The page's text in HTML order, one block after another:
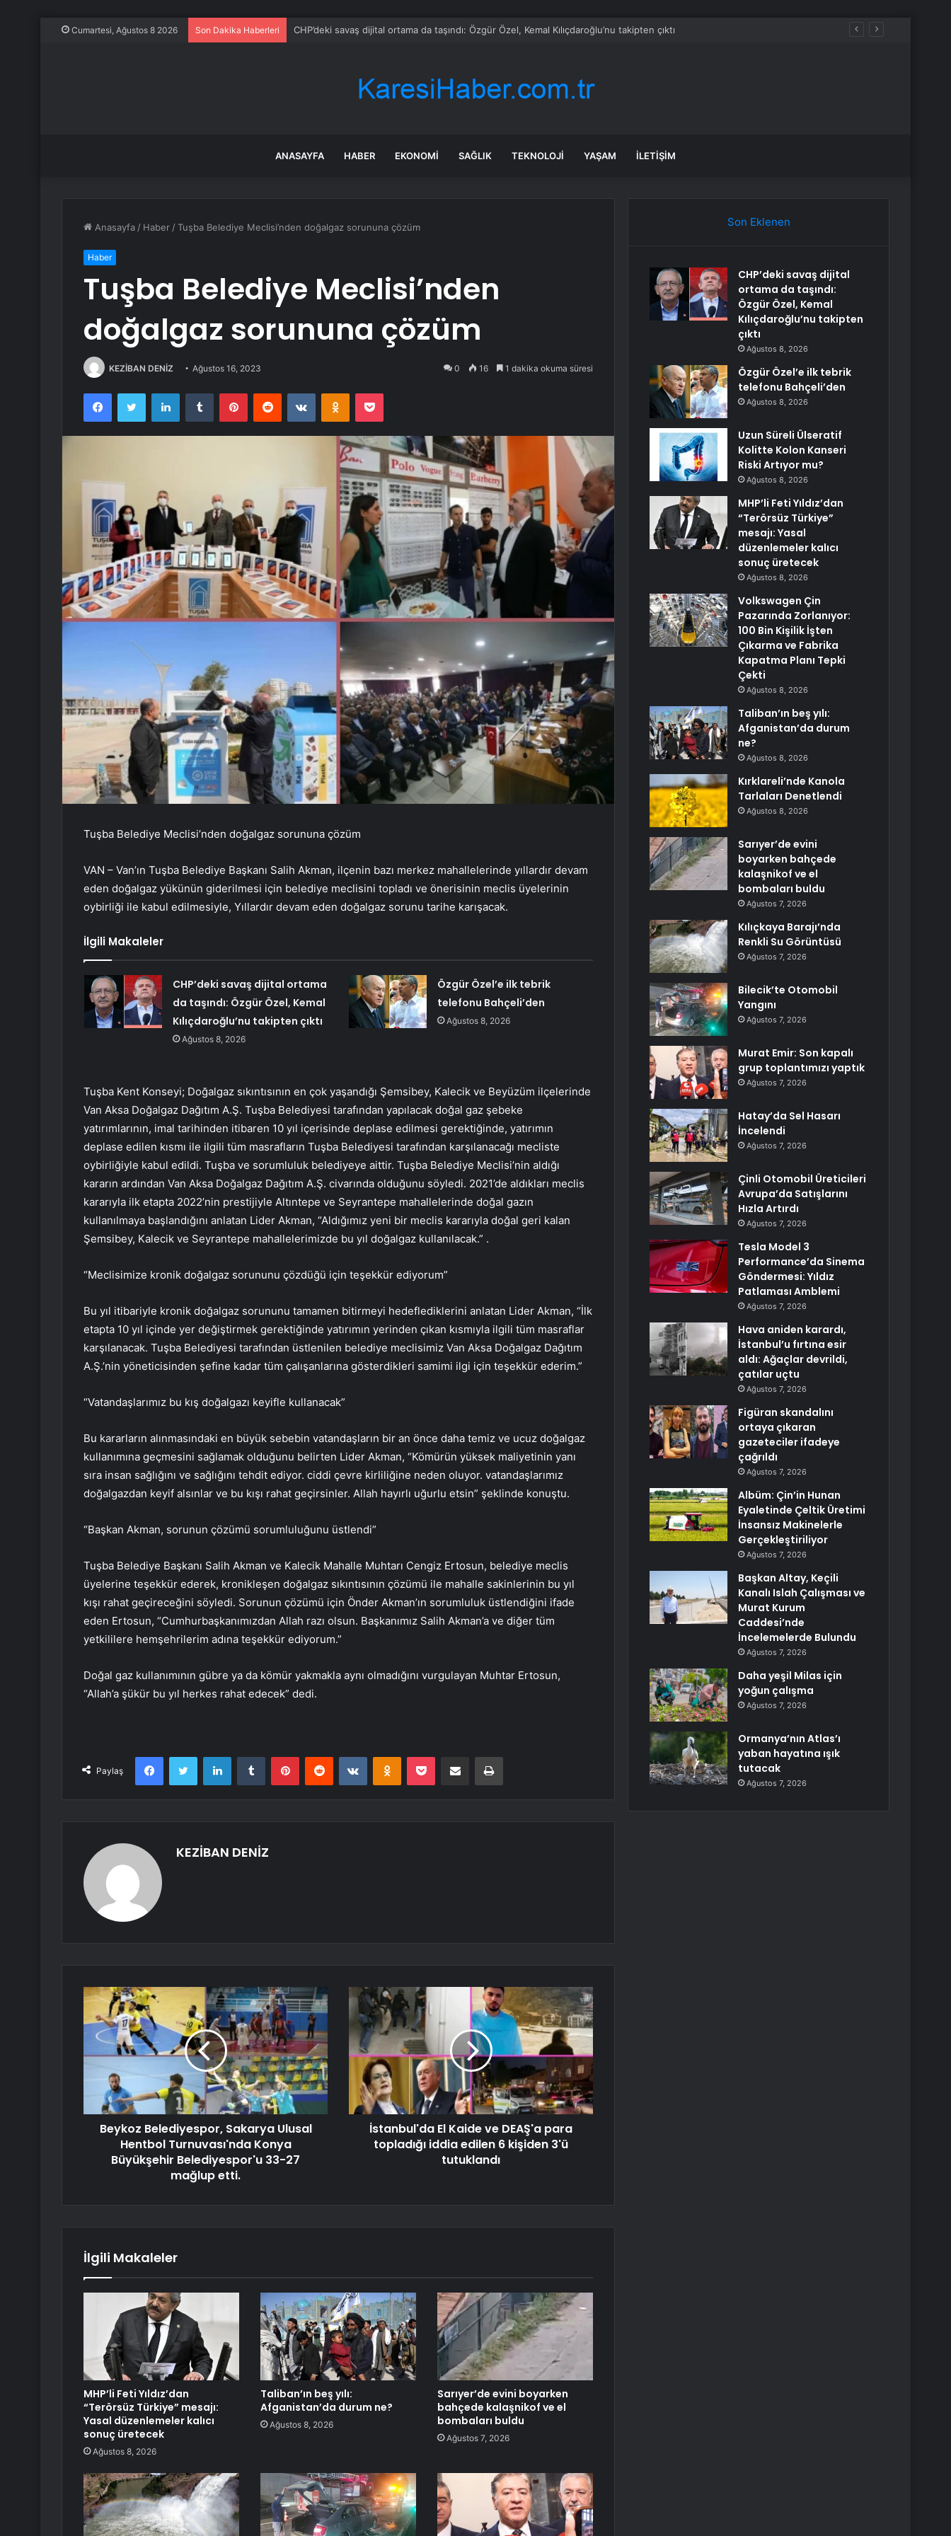
Cumartesi, Ağustos 8 2026 Son Dakika Haberleri Özgür Özel’e ilk tebrik telefonu Bahçeli’den
ANASAYFA HABER EKONOMI SAĞLIK TEKNOLOJI YAŞAM İLETIŞIM
Anasayfa / Haber /Tuşba Belediye Meclisi’nden doğalgaz sorununa çözüm
Haber
Tuşba Belediye Meclisi’nden
doğalgaz sorununa çözüm
KEZİBAN DENİZ Ağustos 16, 2023 0 16 1 dakika okuma süresi
FacebookTwitter LinkedInTumblr PinterestReddit VKontakteOdnoklassniki
Pocket
Tuşba Belediye Meclisi’nden doğalgaz sorununa çözüm
VAN – Van’ın Tuşba Belediye Başkanı Salih Akman, ilçenin bazı merkez mahallelerinde yıllardır devam
eden doğalgaz yükünün giderilmesi için belediye meclisini topladı ve önerisinin meclis üyelerinin
oybirliği ile kabul edilmesiyle, Yıllardır devam eden doğalgaz sorunu tarihe karışacak.
İlgili Makaleler
CHP’deki savaş dijital ortama
da taşındı: Özgür Özel, Kemal
Kılıçdaroğlu’nu takipten çıktı
Ağustos 8, 2026
Özgür Özel’e ilk tebrik
telefonu Bahçeli’den
Ağustos 8, 2026
Tuşba Kent Konseyi; Doğalgaz sıkıntısının en çok yaşandığı Şemsibey, Kalecik ve Beyüzüm ilçelerinde
Van Aksa Doğalgaz Dağıtım A.Ş. Tuşba Belediyesi tarafından yapılacak doğal gaz şebeke
yatırımlarının, imal tarihinden itibaren 10 yıl içerisinde deplase edilmesi gerektiğinde, yatırımın
deplase edilen kısmı ile ilgili tüm masrafların Tuşba Belediyesi tarafından karşılanacağı mecliste
oybirliğiyle kabul edildi. Tuşba ve sorumluluk belediyeye aittir. Tuşba Belediye Meclisi’nin aldığı
kararın ardından Van Aksa Doğalgaz Dağıtım A.Ş. civarında olduğunu söyledi. 2021’de aldıkları meclis
kararıyla ilk etapta 2022’nin prestijiyle Altıntepe ve Seyrantepe mahallelerinde doğal gazın
kullanılmaya başlandığını anlatan Lider Akman, “Aldığımız yeni bir meclis kararıyla doğal geri kalan
Şemsibey, Kalecik ve Seyrantepe mahallelerimizde bu yıl doğalgaz kullanılacak.” .
“Meclisimize kronik doğalgaz sorununu çözdüğü için teşekkür ediyorum”
Bu yıl itibariyle kronik doğalgaz sorununu tamamen bitirmeyi hedeflediklerini anlatan Lider Akman, “İlk
etapta 10 yıl içinde yer değiştirmek gerektiğinde yatırımın yerinden çıkan kısmıyla ilgili tüm masraflar
karşılanacak. Tuşba Belediyesi tarafından üstlenilen belediye meclisimiz Van Aksa Doğalgaz Dağıtım
A.Ş.’nin yöneticisinden şefine kadar tüm çalışanlarına gösterdikleri samimi ilgi için teşekkür ederim.”
“Vatandaşlarımız bu kış doğalgazı keyifle kullanacak”
Bu kararların alınmasındaki en büyük sebebin vatandaşların bir an önce daha temiz ve ucuz doğalgaz
kullanımına geçmesini sağlamak olduğunu belirten Lider Akman, “Kömürün yüksek maliyetinin yanı
sıra insan sağlığını ve sağlığını tehdit ediyor. ciddi çevre kirliliğine neden oluyor. vatandaşlarımız
doğalgazdan keyif alsınlar ve bu kışı rahat geçirsinler. Allah hayırlı uğurlu etsin” şeklinde konuştu.
“Başkan Akman, sorunun çözümü sorumluluğunu üstlendi”
Tuşba Belediye Başkanı Salih Akman ve Kalecik Mahalle Muhtarı Cengiz Ertosun, belediye meclis
üyelerine teşekkür ederek, kronikleşen doğalgaz sıkıntısının çözümü ile mahalle sakinlerinin bu yıl
kışı rahat geçireceğini söyledi. Sorunun çözümü için Önder Akman’ın sorumluluk üstlendiğini ifade
eden Ertosun, “Cumhurbaşkanımızdan Allah razı olsun. Başkanımız Salih Akman’a ve diğer tüm
yetkililere hemşehrilerim adına teşekkür ediyorum.”
Doğal gaz kullanımının gübre ya da kömür yakmakla aynı olmadığını vurgulayan Muhtar Ertosun,
“Allah’a şükür bu yıl herkes rahat edecek” dedi.
Paylaş
FacebookTwitter LinkedInTumblr PinterestReddit VKontakteOdnoklassniki
Pocket E-Posta ile paylaş Yazdır
KEZİBAN DENİZ
Beykoz Belediyespor, Sakarya Ulusal
Hentbol Turnuvası'nda Konya
Büyükşehir Belediyespor'u 33-27
mağlup etti.
İstanbul'da El Kaide ve DEAŞ'a para
topladığı iddia edilen 6 kişiden 3'ü
tutuklandı
İlgili Makaleler
MHP’li Feti Yıldız’dan
“Terörsüz Türkiye” mesajı:
Yasal düzenlemeler kalıcı
sonuç üretecek
Ağustos 8, 2026
Taliban’ın beş yılı:
Afganistan’da durum ne?
Ağustos 8, 2026
Sarıyer’de evini boyarken
bahçede kalaşnikof ve el
bombaları buldu
Ağustos 7, 2026
Son Eklenen
CHP’deki savaş dijital
ortama da taşındı:
Özgür Özel, Kemal
Kılıçdaroğlu’nu takipten
çıktı
Ağustos 8, 2026
Özgür Özel’e ilk tebrik
telefonu Bahçeli’den
Ağustos 8, 2026
Uzun Süreli Ülseratif
Kolitte Kolon Kanseri
Riski Artıyor mu?
Ağustos 8, 2026
MHP’li Feti Yıldız’dan
“Terörsüz Türkiye”
mesajı: Yasal
düzenlemeler kalıcı
sonuç üretecek
Ağustos 8, 2026
Volkswagen Çin
Pazarında Zorlanıyor:
100 Bin Kişilik İşten
Çıkarma ve Fabrika
Kapatma Planı Tepki
Çekti
Ağustos 8, 2026
Taliban’ın beş yılı:
Afganistan’da durum
ne?
Ağustos 8, 2026
Kırklareli’nde Kanola
Tarlaları Denetlendi
Ağustos 8, 2026
Sarıyer’de evini
boyarken bahçede
kalaşnikof ve el
bombaları buldu
Ağustos 7, 2026
Kılıçkaya Barajı’nda
Renkli Su Görüntüsü
Ağustos 7, 2026
Bilecik’te Otomobil
Yangını
Ağustos 7, 2026
Murat Emir: Son kapalı
grup toplantımızı yaptık
Ağustos 7, 2026
Hatay’da Sel Hasarı
İncelendi
Ağustos 7, 2026
Çinli Otomobil Üreticileri
Avrupa’da Satışlarını
Hızla Artırdı
Ağustos 7, 2026
Tesla Model 3
Performance’da Sinema
Göndermesi: Yıldız
Patlaması Amblemi
Ağustos 7, 2026
Hava aniden karardı,
İstanbul’u fırtına esir
aldı: Ağaçlar devrildi,
çatılar uçtu
Ağustos 7, 2026
Figüran skandalını
ortaya çıkaran
gazeteciler ifadeye
çağrıldı
Ağustos 7, 2026
Albüm: Çin’in Hunan
Eyaletinde Çeltik Üretimi
İnsansız Makinelerle
Gerçekleştiriliyor
Ağustos 7, 2026
Başkan Altay, Keçili
Kanalı Islah Çalışması ve
Murat Kurum
Caddesi’nde
İncelemelerde Bulundu
Ağustos 7, 2026
Daha yeşil Milas için
yoğun çalışma
Ağustos 7, 2026
Ormanya’nın Atlas’ı
yaban hayatına ışık
tutacak
Ağustos 7, 2026